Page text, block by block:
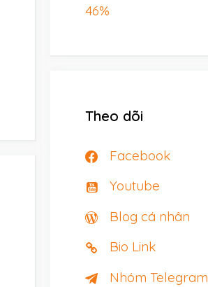
46%
Theo dõi
Facebook
Youtube
Blog cá nhân
Bio Link
Nhóm Telegram